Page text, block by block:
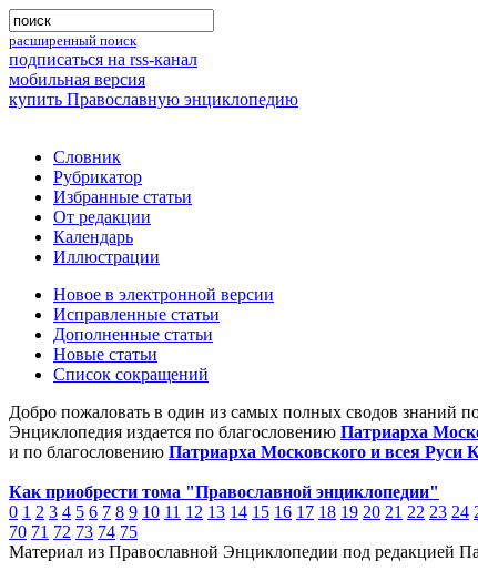
расширенный поиск
подписаться на rss-канал
мобильная версия
купить Православную энциклопедию
Словник
Рубрикатор
Избранные статьи
От редакции
Календарь
Иллюстрации
Новое в электронной версии
Исправленные статьи
Дополненные статьи
Новые статьи
Список сокращений
Добро пожаловать в один из самых полных сводов знаний
Энциклопедия издается по благословению Патриарха
и по благословению Патриарха Московского и всея Руси
Как приобрести тома "Православной энциклопедии"
0 1 2 3 4 5 6 7 8 9 10 11 12 13 14 15 16 17 18 19 20 21 22 23 24
70 71 72 73 74 75
Материал из Православной Энциклопедии под редакцией